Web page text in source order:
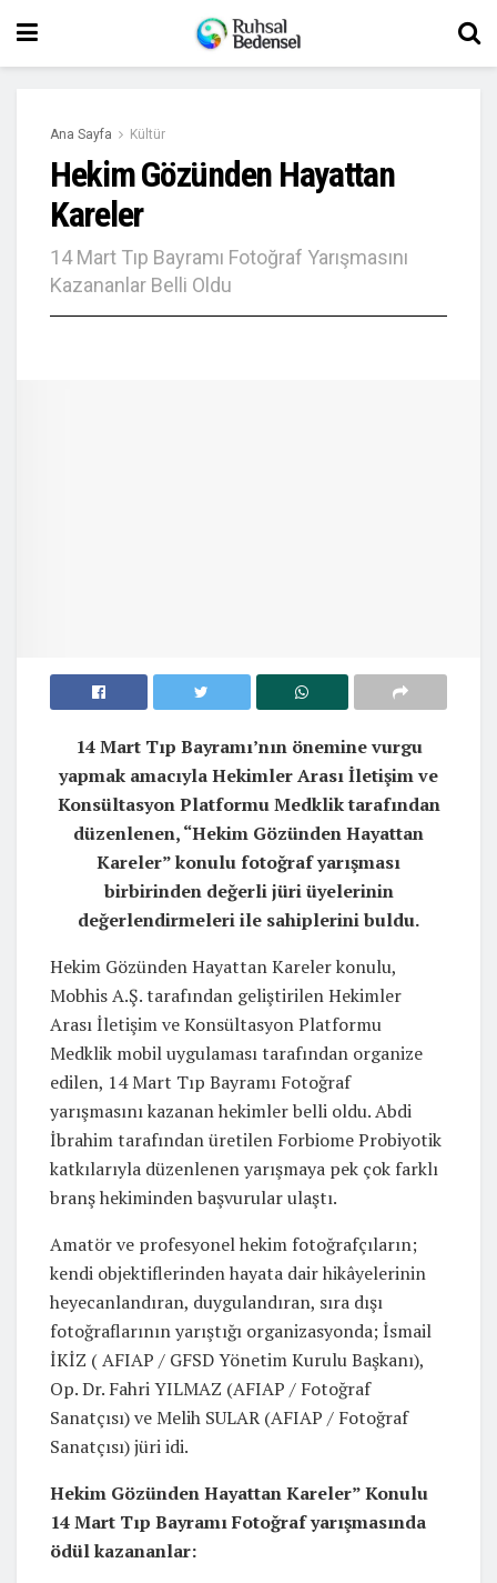
Ana Sayfa Kültür
Hekim Gözünden Hayattan
Kareler
14 Mart Tıp Bayramı Fotoğraf Yarışmasını
Kazananlar Belli Oldu
14 Mart Tıp Bayramı’nın önemine vurgu
yapmak amacıyla Hekimler Arası İletişim ve
Konsültasyon Platformu Medklik tarafından
düzenlenen, “Hekim Gözünden Hayattan
Kareler” konulu fotoğraf yarışması
birbirinden değerli jüri üyelerinin
değerlendirmeleri ile sahiplerini buldu.
Hekim Gözünden Hayattan Kareler konulu,
Mobhis A.Ş. tarafından geliştirilen Hekimler
Arası İletişim ve Konsültasyon Platformu
Medklik mobil uygulaması tarafından organize
edilen, 14 Mart Tıp Bayramı Fotoğraf
yarışmasını kazanan hekimler belli oldu. Abdi
İbrahim tarafından üretilen Forbiome Probiyotik
katkılarıyla düzenlenen yarışmaya pek çok farklı
branş hekiminden başvurular ulaştı.
Amatör ve profesyonel hekim fotoğrafçıların;
kendi objektiflerinden hayata dair hikâyelerinin
heyecanlandıran, duygulandıran, sıra dışı
fotoğraflarının yarıştığı organizasyonda; İsmail
İKİZ ( AFIAP / GFSD Yönetim Kurulu Başkanı),
Op. Dr. Fahri YILMAZ (AFIAP / Fotoğraf
Sanatçısı) ve Melih SULAR (AFIAP / Fotoğraf
Sanatçısı) jüri idi.
Hekim Gözünden Hayattan Kareler” Konulu
14 Mart Tıp Bayramı Fotoğraf yarışmasında
ödül kazananlar: